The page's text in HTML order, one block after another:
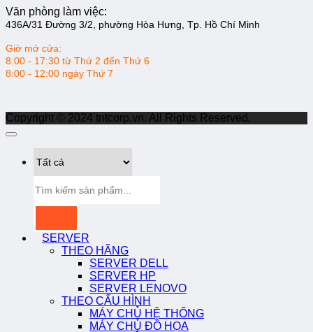
Văn phòng làm việc:
436A/31 Đường 3/2, phường Hòa Hưng, Tp. Hồ Chí Minh
Giờ mở cửa:
8:00 - 17:30 từ Thứ 2 đến Thứ 6
8:00 - 12:00 ngày Thứ 7
Copyright © 2024 tntcorp.vn. All Rights Reserved.
kiếm:
SERVER
THEO HÃNG
SERVER DELL
SERVER HP
SERVER LENOVO
THEO CẤU HÌNH
MÁY CHỦ HỆ THỐNG
MÁY CHỦ ĐỒ HỌA